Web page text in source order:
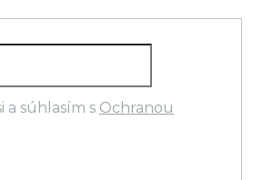
a súhlasím s Ochranou